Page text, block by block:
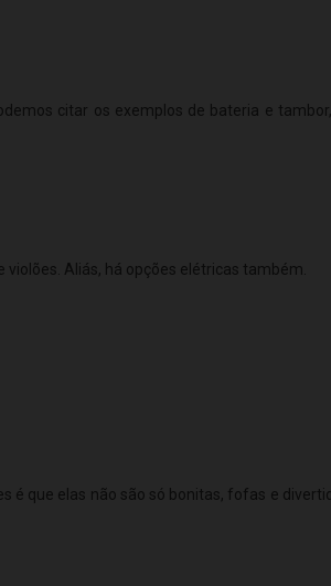
citar os exemplos de bateria e
Aliás, há opções elétricas também.
é que elas não são só bonitas, fofas e